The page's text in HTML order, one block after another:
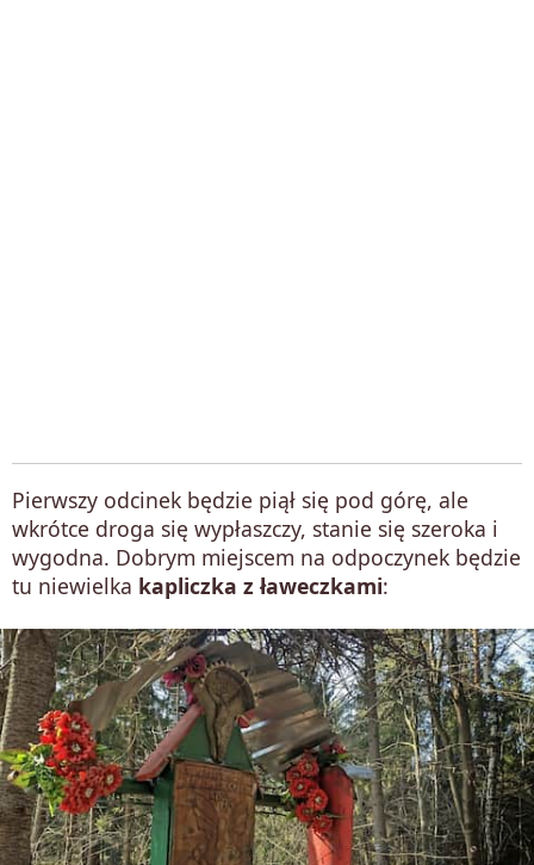
Pierwszy odcinek będzie piął się pod górę, ale
wkrótce droga się wypłaszczy, stanie się szeroka i
wygodna. Dobrym miejscem na odpoczynek będzie
tu niewielka kapliczka z ławeczkami: